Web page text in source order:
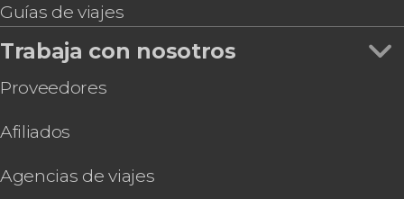
Guías de viajes
Trabaja con nosotros
Proveedores
Afiliados
Agencias de viajes